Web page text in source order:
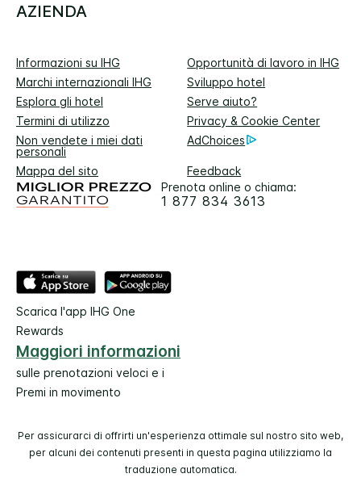
AZIENDA
Informazioni su IHG
Opportunità di lavoro in IHG
Marchi internazionali IHG
Sviluppo hotel
Esplora gli hotel
Serve aiuto?
Termini di utilizzo
Privacy & Cookie Center
Non vendete i miei dati
personali
AdChoices
Mappa del sito
Feedback
Prenota online o chiama:
1 877 834 3613
Scarica l'app IHG One
Rewards
Maggiori informazioni
sulle prenotazioni veloci e i
Premi in movimento
Per assicurarci di offrirti un'esperienza ottimale sul nostro sito web,
per alcuni dei contenuti presenti in questa pagina utilizziamo la
traduzione automatica.